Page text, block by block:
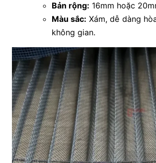
Bản rộng: 16mm hoặc
Màu sắc: Xám, dễ dàng
không gian.